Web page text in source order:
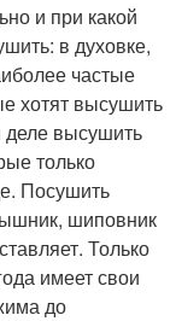
и при какой
в духовке,
частые
хотят высушить
высушить
только
Посушить
шиповник
Только
имеет свои
до